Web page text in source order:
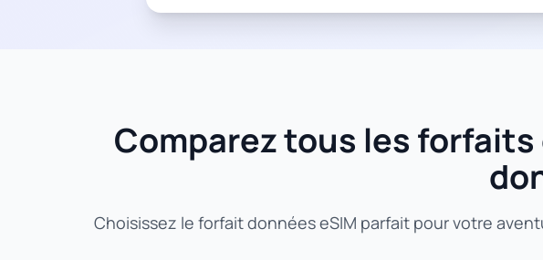
Comparez tous les
Choisissez le forfait données eSIM parfait pour votre